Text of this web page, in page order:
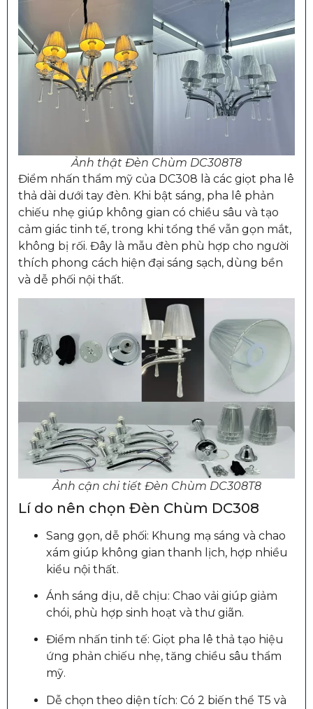
Ảnh thật Đèn Chùm DC308T8
Điểm nhấn thẩm mỹ của DC308 là các giọt pha lê
thả dài dưới tay đèn. Khi bật sáng, pha lê phản
chiếu nhẹ giúp không gian có chiều sâu và tạo
cảm giác tinh tế, trong khi tổng thể vẫn gọn mắt,
không bị rối. Đây là mẫu đèn phù hợp cho người
thích phong cách hiện đại sáng sạch, dùng bền
và dễ phối nội thất.
Ảnh cận chi tiết Đèn Chùm DC308T8
Lí do nên chọn Đèn Chùm DC308
Sang gọn, dễ phối: Khung mạ sáng và chao
xám giúp không gian thanh lịch, hợp nhiều
kiểu nội thất.
Ánh sáng dịu, dễ chịu: Chao vải giúp giảm
chói, phù hợp sinh hoạt và thư giãn.
Điểm nhấn tinh tế: Giọt pha lê thả tạo hiệu
ứng phản chiếu nhẹ, tăng chiều sâu thẩm
mỹ.
Dễ chọn theo diện tích: Có 2 biến thể T5 và